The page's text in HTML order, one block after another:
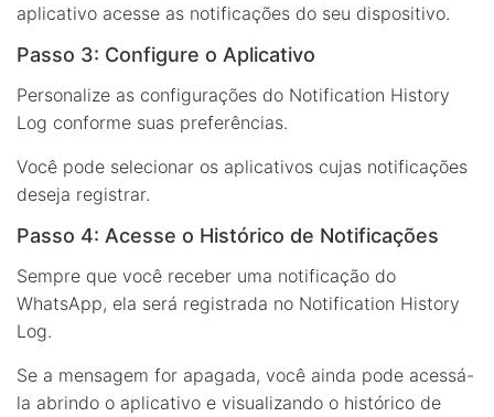
aplicativo acesse as notificações do seu dispositivo.
Passo 3: Configure o Aplicativo
Personalize as configurações do Notification History
Log conforme suas preferências.
Você pode selecionar os aplicativos cujas notificações
deseja registrar.
Passo 4: Acesse o Histórico de Notificações
Sempre que você receber uma notificação do
WhatsApp, ela será registrada no Notification History
Log.
Se a mensagem for apagada, você ainda pode acessá-
la abrindo o aplicativo e visualizando o histórico de